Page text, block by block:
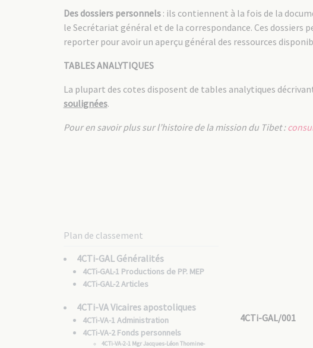
Des dossiers personnels: ils contiennent à la fois de la
le Secrétariat général et de la correspondance. Ces dossiers
reporter pour avoir un aperçu général des ressources
TABLES ANALYTIQUES
La plupart des cotes disposent de tables analytiques
soulignées.
Pour en savoir plus sur l’histoire de la mission du Tibet :
Plan de classement
4CTi-GAL Généralités
4CTi-GAL-1 Productions de PP. MEP
4CTi-GAL-2 Articles
4CTi-VA Vicaires apostoliques
4CTi-VA-1 Administration
4CTi-VA-2 Fonds personnels
4CTi-VA-2-1 Mgr Jacques-Léon Thomine-
4CTi-GAL/001